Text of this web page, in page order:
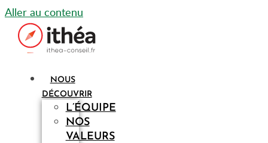
Aller au contenu
NOUS
DÉCOUVRIR
L’ÉQUIPE
NOS
VALEURS